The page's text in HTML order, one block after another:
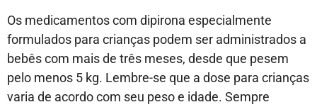
Os medicamentos com dipirona especialmente
formulados para crianças podem ser administrados a
bebês com mais de três meses, desde que pesem
pelo menos 5 kg. Lembre-se que a dose para crianças
varia de acordo com seu peso e idade. Sempre